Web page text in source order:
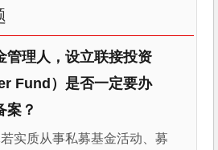
管理人，设立联接投资
Fund）是否一定要办
案？
实质从事私募基金活动、募